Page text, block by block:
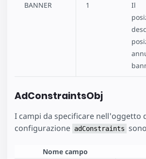
BANNER
1
Il
AdConstraintsObj
I campi da specificare nell'oggetto
configurazione adConstraints
Nome campo